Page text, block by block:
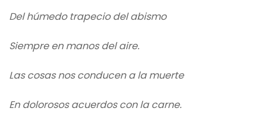
Del húmedo trapecio del abismo
Siempre en manos del aire.
Las cosas nos conducen a la muerte
En dolorosos acuerdos con la carne.